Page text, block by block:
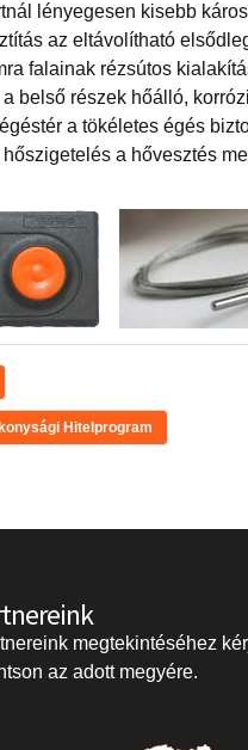
lényegesen kisebb
az eltávolítható
falainak rézsútos
a belső részek hőálló,
a tökéletes égés
hőszigetelés a hővesztés
Hitelprogram
megtekintéséhez
az adott megyére.